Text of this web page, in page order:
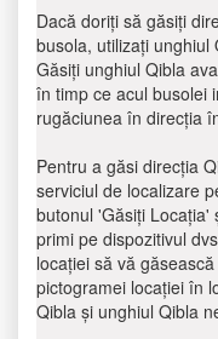
Dacă doriți să găsiți
busola, utilizați unghiul
Găsiți unghiul Qibla
în timp ce acul busolei
rugăciunea în direcția
Pentru a găsi direcția
serviciul de localizare
butonul 'Găsiți
primi pe dispozitivul
locației să vă
pictogramei locației în
Qibla și unghiul Qibla